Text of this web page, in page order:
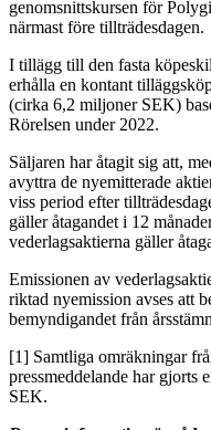
genomsnittskursen för
närmast före tillträdesdagen.
I tillägg till den fasta
erhålla en kontant
(cirka 6,2 miljoner SEK)
Rörelsen under 2022.
Säljaren har åtagit sig att,
avyttra de nyemitterade
viss period efter
gäller åtagandet i 12
vederlagsaktierna gäller
Emissionen av
riktad nyemission avses att
bemyndigandet från
[1] Samtliga omräkningar
pressmeddelande har gjorts
SEK.